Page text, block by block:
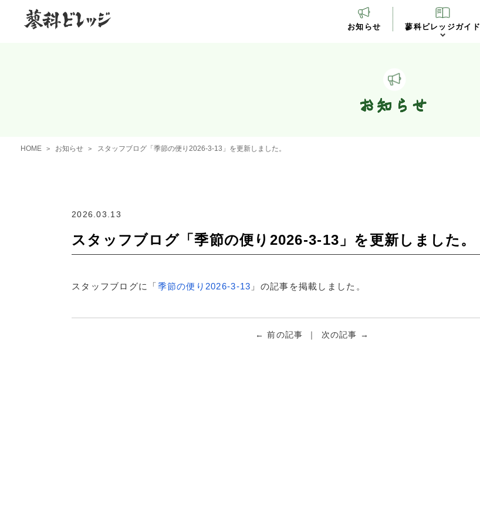
お知らせ 蓼科ビレッジガイド
お知らせ
HOME お知らせ スタッフブログ「季節の便り2026-3-13」を更新しました。
2026.03.13
スタッフブログ「季節の便り2026-3-13」を更新しました。
スタッフブログに「季節の便り2026-3-13 」の記事を掲載しました。
←前の記事 次の記事 →